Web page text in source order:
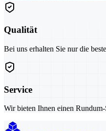
Qualität
Bei uns erhalten Sie nur die
Service
Wir bieten Ihnen einen